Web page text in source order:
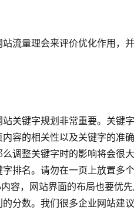
量理会来评价优化作用，
关键字规划非常重要。关键
容的相关性以及关键字的准
调整关键字时的影响将会很
排名。请勿在一页上放置多
容，网站界面的布局也要优
分数。我们很多企业网站